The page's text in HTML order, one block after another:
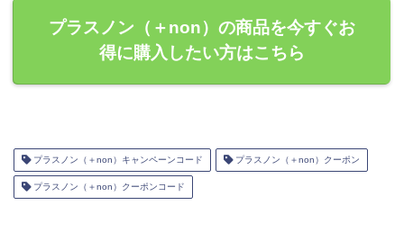
プラスノン（＋non）の商品を今すぐお
得に購入したい方はこちら
プラスノン（＋non）キャンペーンコード プラスノン（＋non）クーポン
プラスノン（＋non）クーポンコード